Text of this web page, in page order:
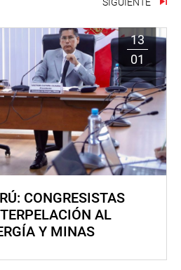
13
01
CONGRESISTAS
AL
Y MINAS